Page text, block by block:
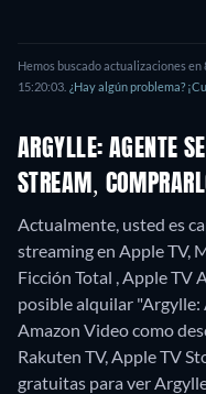
Hemos buscado actualizaciones en
15:20:03 ¿Hay algún problema?
ARGYLLE: AGENTE
STREAM,
Actualmente, usted es
streaming en Apple TV,
Ficción Total , Apple TV
posible alquilar "Argylle:
Amazon Video como
Rakuten TV, Apple TV
gratuitas para ver